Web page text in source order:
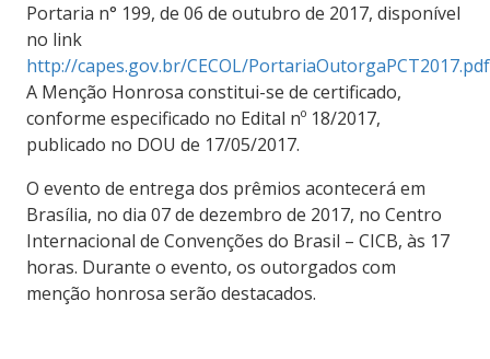
Portaria n° 199, de 06 de outubro de 2017, disponível
no link
http://capes.gov.br/CECOL/PortariaOutorgaPCT2017.pdf
A Menção Honrosa constitui-se de certificado,
conforme especificado no Edital nº 18/2017,
publicado no DOU de 17/05/2017.
O evento de entrega dos prêmios acontecerá em
Brasília, no dia 07 de dezembro de 2017, no Centro
Internacional de Convenções do Brasil – CICB, às 17
horas. Durante o evento, os outorgados com
menção honrosa serão destacados.